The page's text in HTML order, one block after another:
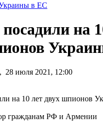
в ЕС
на
, 28 июля 2021, 12:00
гражданам РФ и Армении